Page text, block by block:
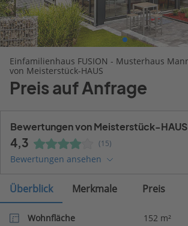
Einfamilienhaus FUSION - Musterhaus
von Meisterstück-HAUS
Preis auf Anfrage
Bewertungen von Meisterstück-HAUS
4,3 (15)
Bewertungen ansehen
Überblick Merkmale Preis
Wohnfläche
152 m²